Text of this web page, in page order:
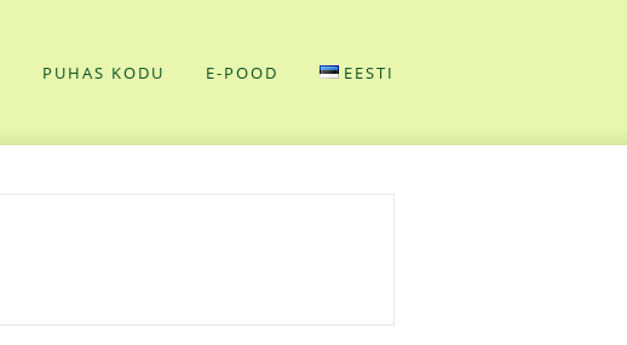
PUHAS KODU E-POOD EESTI